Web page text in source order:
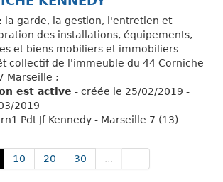
: la garde, la gestion, l'entretien et
des installations, équipements,
et biens mobiliers et immobiliers
collectif de l'immeuble du 44 Corniche
Marseille ;
est active - créée le 25/02/2019 -
2019
Pdt Jf Kennedy - Marseille 7 (13)
10 20 30 ...